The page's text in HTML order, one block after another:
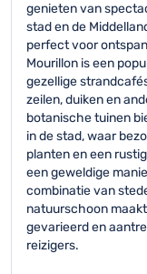
genieten van
stad en de
perfect voor
Mourillon is een
gezellige
zeilen, duiken en
botanische tuinen
in de stad, waar
planten en een
een geweldige
combinatie van
natuurschoon
gevarieerd en
reizigers.